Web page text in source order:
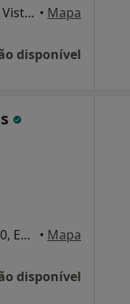
Rua Nova do Vale da Ajuda, Edifício Vista Girão, Bloco C Sul Az Funchal , Funchal • Mapa
disponível
Estrada João Gonçalves Zarco nº 650, Estreito Câmara de Lobos • Mapa
disponível